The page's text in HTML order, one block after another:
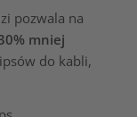
pozwala na
mniej
do kabli,